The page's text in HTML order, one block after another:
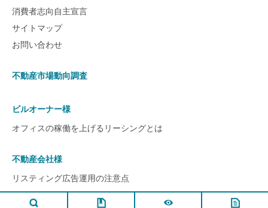
消費者志向自主宣言
サイトマップ
お問い合わせ
不動産市場動向調査
ビルオーナー様
オフィスの稼働を上げるリーシングとは
不動産会社様
リスティング広告運用の注意点
ページ